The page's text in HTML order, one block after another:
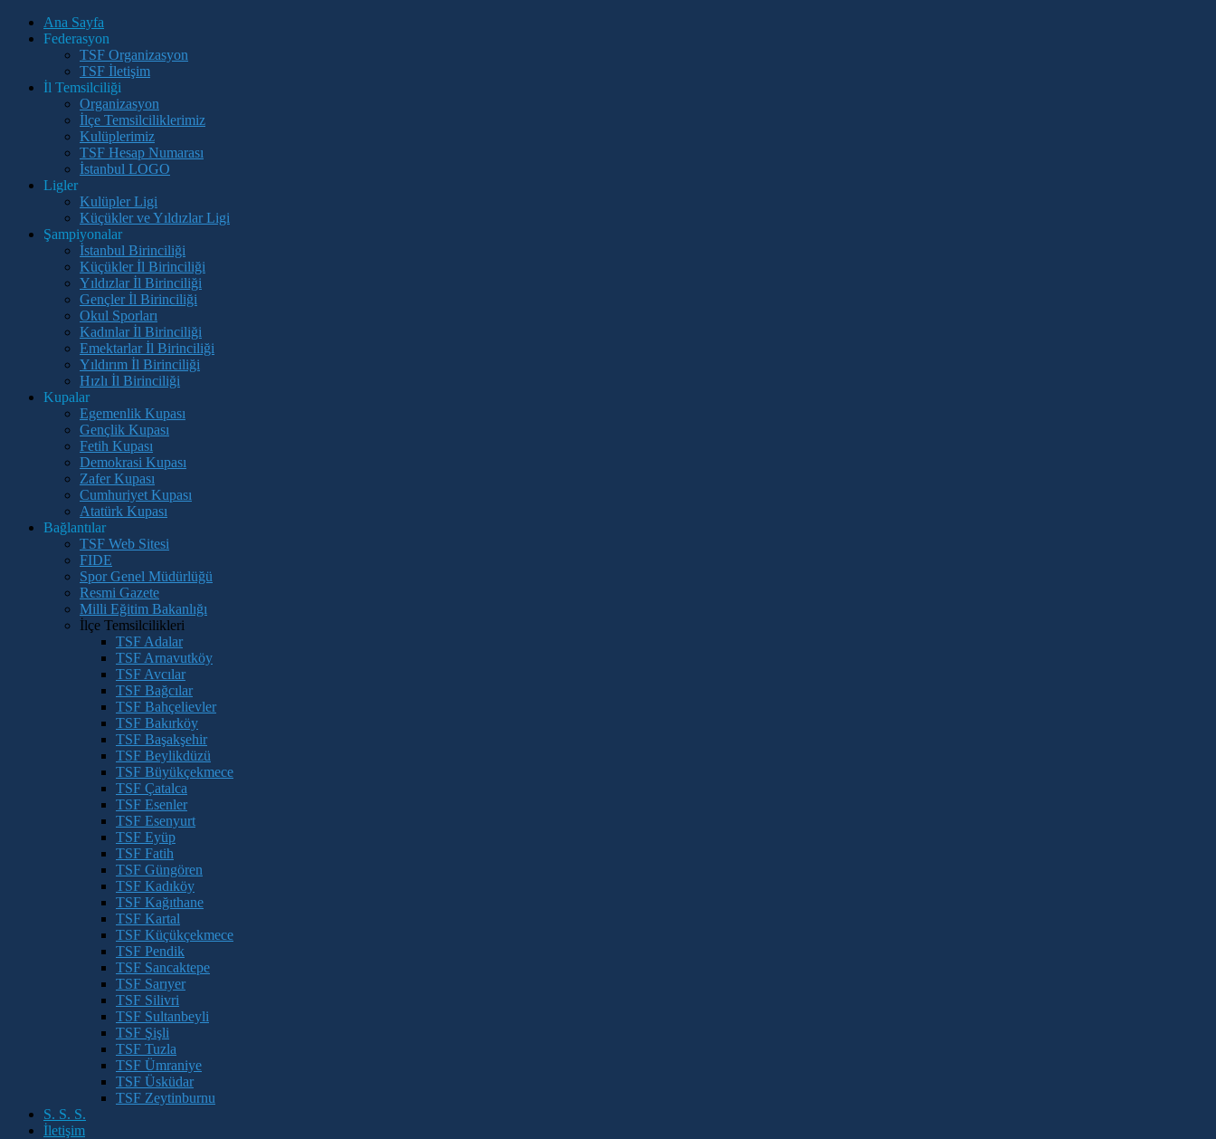
Ana Sayfa
Federasyon
TSF Organizasyon
TSF İletişim
İl Temsilciliği
Organizasyon
İlçe Temsilciliklerimiz
Kulüplerimiz
TSF Hesap Numarası
İstanbul LOGO
Ligler
Kulüpler Ligi
Küçükler ve Yıldızlar Ligi
Şampiyonalar
İstanbul Birinciliği
Küçükler İl Birinciliği
Yıldızlar İl Birinciliği
Gençler İl Birinciliği
Okul Sporları
Kadınlar İl Birinciliği
Emektarlar İl Birinciliği
Yıldırım İl Birinciliği
Hızlı İl Birinciliği
Kupalar
Egemenlik Kupası
Gençlik Kupası
Fetih Kupası
Demokrasi Kupası
Zafer Kupası
Cumhuriyet Kupası
Atatürk Kupası
Bağlantılar
TSF Web Sitesi
FIDE
Spor Genel Müdürlüğü
Resmi Gazete
Milli Eğitim Bakanlığı
İlçe Temsilcilikleri
TSF Adalar
TSF Arnavutköy
TSF Avcılar
TSF Bağcılar
TSF Bahçelievler
TSF Bakırköy
TSF Başakşehir
TSF Beylikdüzü
TSF Büyükçekmece
TSF Çatalca
TSF Esenler
TSF Esenyurt
TSF Eyüp
TSF Fatih
TSF Güngören
TSF Kadıköy
TSF Kağıthane
TSF Kartal
TSF Küçükçekmece
TSF Pendik
TSF Sancaktepe
TSF Sarıyer
TSF Silivri
TSF Sultanbeyli
TSF Şişli
TSF Tuzla
TSF Ümraniye
TSF Üsküdar
TSF Zeytinburnu
S. S. S.
İletişim